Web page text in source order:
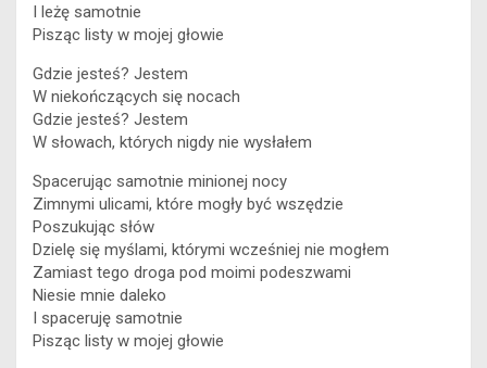
I leżę samotnie
Pisząc listy w mojej głowie
Gdzie jesteś? Jestem
W niekończących się nocach
Gdzie jesteś? Jestem
W słowach, których nigdy nie wysłałem
Spacerując samotnie minionej nocy
Zimnymi ulicami, które mogły być wszędzie
Poszukując słów
Dzielę się myślami, którymi wcześniej nie mogłem
Zamiast tego droga pod moimi podeszwami
Niesie mnie daleko
I spaceruję samotnie
Pisząc listy w mojej głowie